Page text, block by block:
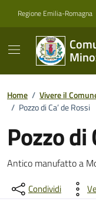
Regione Emilia-Romagna
Home / Vivere il
/ Pozzo di Ca’ de Rossi
Pozzo di
Antico manufatto a
Condividi